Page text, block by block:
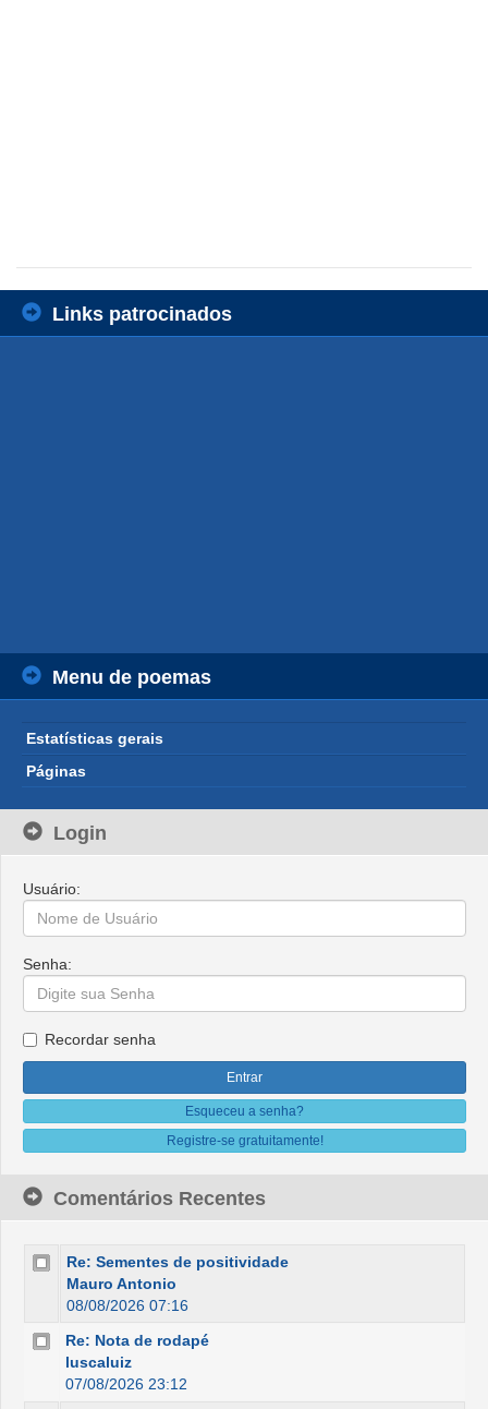
Links patrocinados
Menu de poemas
Estatísticas gerais
Páginas
Login
Usuário:
Senha:
Recordar senha
Esqueceu a senha?
Registre-se gratuitamente!
Comentários Recentes
Re: Sementes de positividade
Mauro Antonio
08/08/2026 07:16
Re: Nota de rodapé
luscaluiz
07/08/2026 23:12